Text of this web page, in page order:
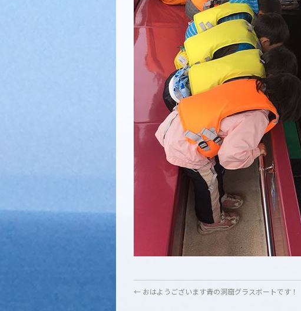
← おはようございます青の洞窟グラスボートです！